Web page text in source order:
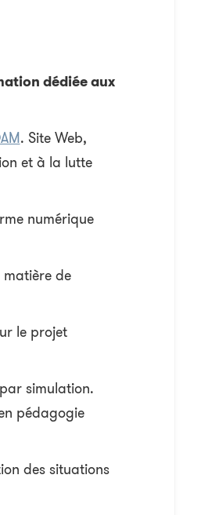
dédiée aux
. Site Web,
et à la lutte
numérique
de
le projet
simulation.
pédagogie
des situations